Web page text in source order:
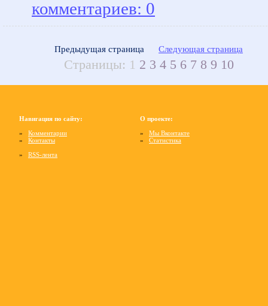
комментариев: 0
Предыдущая страница Следующая страница
Страницы: 1 2 3 4 5 6 7 8 9 10
Навигация по сайту:
» Комментарии
» Контакты
» RSS-лента
О проекте:
» Мы Вконтакте
» Статистика